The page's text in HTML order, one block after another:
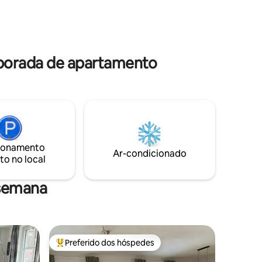
de apartamento
no local
Ar-condicionado
Entre os melhores preferidos dos hóspedes
Preferido dos hóspedes